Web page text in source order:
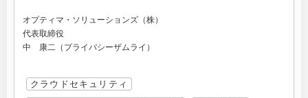
オプティマ・ソリューションズ（株）
代表取締役
中 康二（プライバシーザムライ）
クラウドセキュリティ